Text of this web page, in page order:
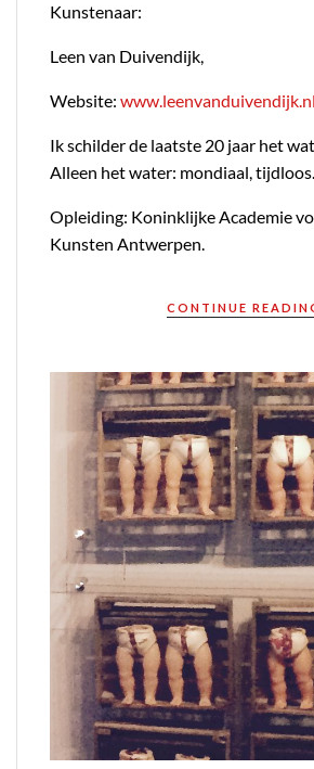
Kunstenaar:
Leen van Duivendijk,
Website: www.leenvanduivendijk.nl
Ik schilder de laatste 20 jaar het
Alleen het water: mondiaal, tijdloos.
Opleiding: Koninklijke Academie
Kunsten Antwerpen.
CONTINUE